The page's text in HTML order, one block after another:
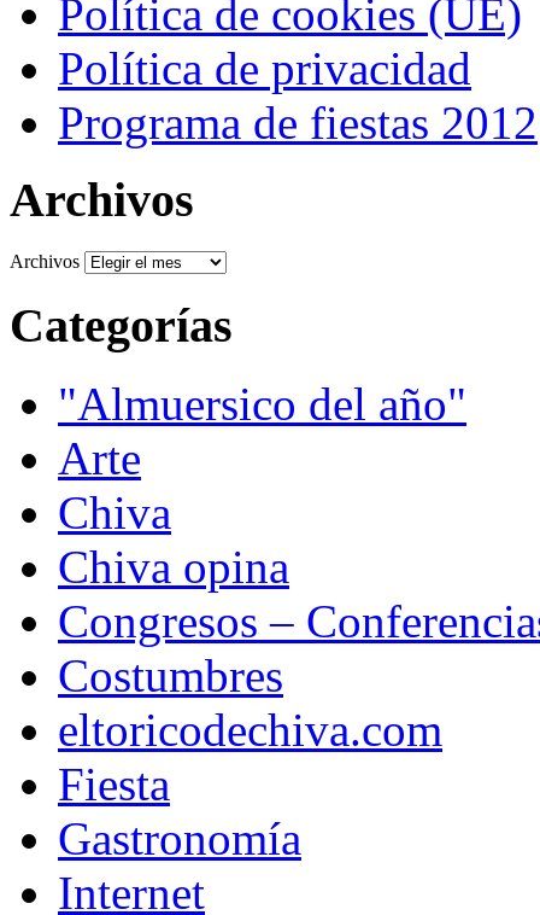
Política de cookies (UE)
Política de privacidad
Programa de fiestas 2012
Archivos
Archivos
Categorías
"Almuersico del año"
Arte
Chiva
Chiva opina
Congresos –
Costumbres
eltoricodechiva.com
Fiesta
Gastronomía
Internet